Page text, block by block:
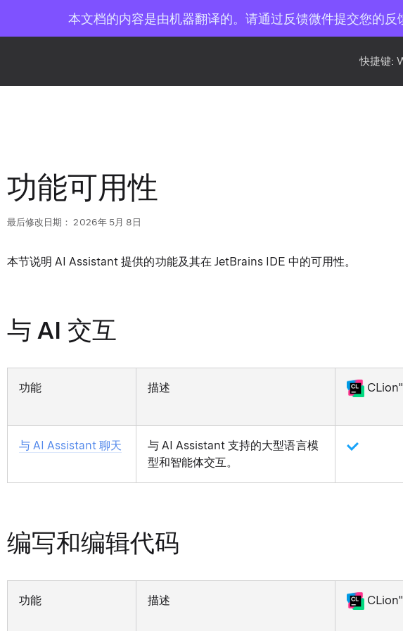
本文档的内容是由机器翻译的。请通过反馈微件提交您的反
快捷键:
功能可用性
最后修改日期： 2026年 5月 8日
本节说明 AI Assistant 提供的功能及其在 JetBrains IDE 中的可用性。
与 AI 交互
功能 描述
与 AI Assistant 聊天
与 AI Assistant 支持的大型语言模
型和智能体交互。
编写和编辑代码
功能 描述